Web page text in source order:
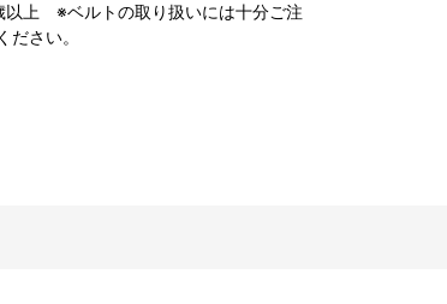
以上 ※ベルトの取り扱いには十分ご注
ださい。